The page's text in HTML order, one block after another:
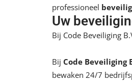
professioneel
Uw
Bij Code Beveiliging
Bij Code Beveiliging
bewaken 24/7